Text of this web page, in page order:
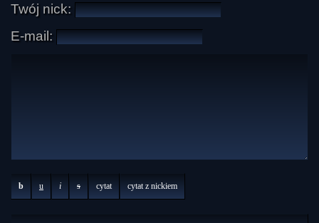
Twój nick:
E-mail:
b u i s cytat cytat z nickiem